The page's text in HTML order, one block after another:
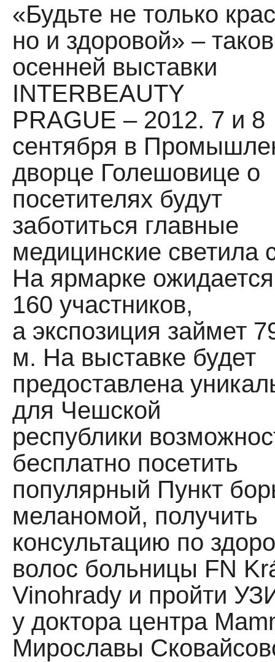
«Будьте не только
но и здоровой» –
осенней выставки
INTERBEAUTY
PRAGUE – 2012. 7 и 8
сентября в
дворце Голешовице о
посетителях будут
заботиться главные
медицинские светила
На ярмарке
160 участников,
а экспозиция займет
м. На выставке будет
предоставлена
для Чешской
республики
бесплатно посетить
популярный Пункт
меланомой, получить
консультацию по
волос больницы FN
Vinohrady и пройти
у доктора центра
Мирославы